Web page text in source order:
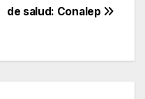
de salud: Conalep